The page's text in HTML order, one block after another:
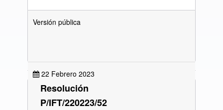
Versión pública
22 Febrero 2023
Resolución
P/IFT/220223/52